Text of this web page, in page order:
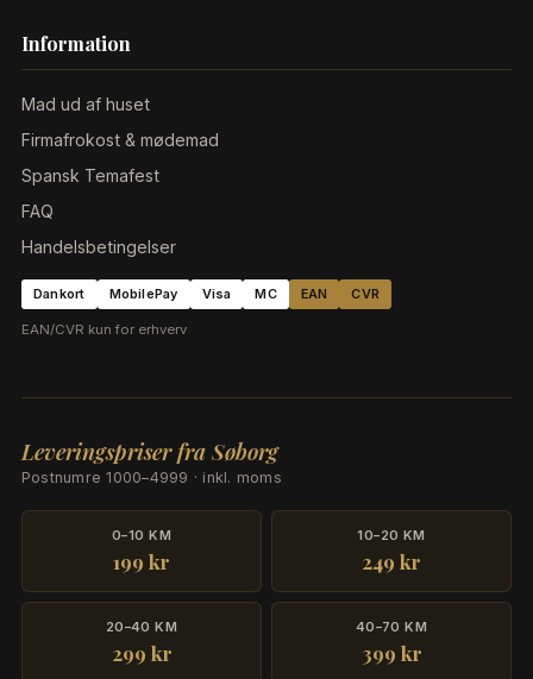
Information
Mad ud af huset
Firmafrokost & mødemad
Spansk Temafest
FAQ
Handelsbetingelser
Dankort MobilePay Visa MC EAN CVR
EAN/CVR kun for erhverv
Leveringspriser fra Søborg
Postnumre 1000–4999 · inkl. moms
0–10 KM
199 kr
10–20 KM
249 kr
20–40 KM
299 kr
40–70 KM
399 kr